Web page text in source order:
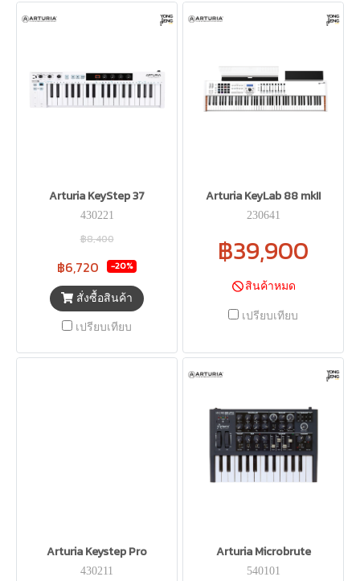
Arturia KeyStep 37
430221
฿8,400
฿6,720 -20%
สั่งซื้อสินค้า
เปรียบเทียบ
Arturia KeyLab 88 mkII
230641
฿39,900
สินค้าหมด
เปรียบเทียบ
Arturia Keystep Pro
430211
Arturia Microbrute
540101